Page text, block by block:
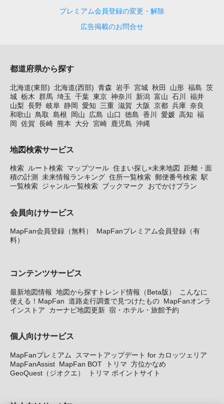
プレミアム会員登録の変更・解除
広告掲載のお問合せ
都道府県から探す
北海道(東部) 北海道(西部) 青森 岩手 宮城 秋田 山形 福島 茨
城 栃木 群馬 埼玉 千葉 東京 神奈川 新潟 富山 石川
福井
山梨 長野 岐阜 静岡 愛知 三重 滋賀 大阪 京都 兵庫 奈良
和歌山
鳥取 島根 岡山 広島 山口 徳島 香川 愛媛 高知 福
岡 佐賀 長崎 熊本 大分 宮崎 鹿児島 沖縄
地図検索サービス
検索 ルート検索 マップツール 住まい探し×未来地図
距離・面
積の計測
未来情報ランキング 住所一覧検索 郵便番号検索 駅
一覧検索 ジャンル一覧検索 ブックマーク おでかけプラン
会員向けサービス
MapFan会員登録（無料）
MapFanプレミアム会員登録（有
料）
コンテンツサービス
最新地図情報 地図から探すトレンド情報（Beta版）
こんなに
使える！MapFan 道路走行調査で見つけたもの MapFanオンラ
インストア
カーナビ地図更新 宿・ホテル・旅館予約
個人向けサービス
MapFanプレミアム
スマートアップデート for カロッツェリア
MapFanAssist MapFan BOT トリマ 方位かなめ
GeoQuest（ジオクエ）
トリマ ポイントサイト